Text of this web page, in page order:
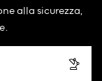
alla sicurezza,